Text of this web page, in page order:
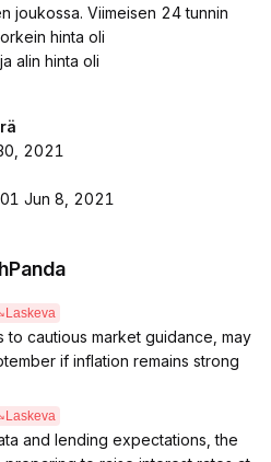
joukossa. Viimeisen 24 tunnin
hinta oli
alin hinta oli
2021
Jun 8, 2021
Laskeva
to cautious market guidance, may
if inflation remains strong
Laskeva
and lending expectations, the